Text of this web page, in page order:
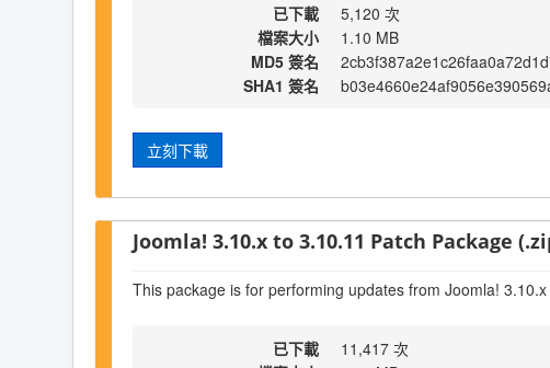
已下載
5,120 次
檔案大小
1.10 MB
MD5 簽名
SHA1 簽名
立刻下載
Joomla! 3.10.x to 3.10.11 Patch Package
This package is for performing updates from Joomla! 3.10.x
已下載
11,417 次